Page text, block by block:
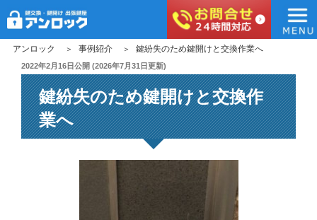
アンロック
アンロック 事例紹介 鍵紛失のため鍵開けと交換作業へ
投
稿
日:
2022年2月16日公開 (2026年7月31日更新)
鍵紛失のため鍵開けと交換作
業へ